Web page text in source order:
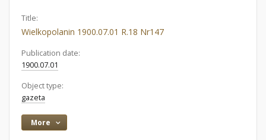
Title:
Wielkopolanin 1900.07.01 R.18 Nr147
Publication date:
1900.07.01
Object type:
gazeta
More